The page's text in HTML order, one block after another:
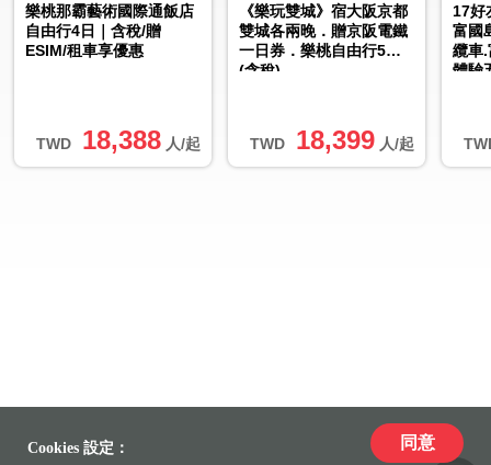
TWD 18,388 人/起
樂桃那霸藝術國際通飯店
自由行4日｜含稅/贈
ESIM/租車享優惠
TWD 18,399 人/起
《樂玩雙城》宿大阪京都
雙城各兩晚．贈京阪電鐵
一日券．樂桃自由行5日
(含稅)
17好
富國
纜車.
體驗
Cookies 設定： 同意